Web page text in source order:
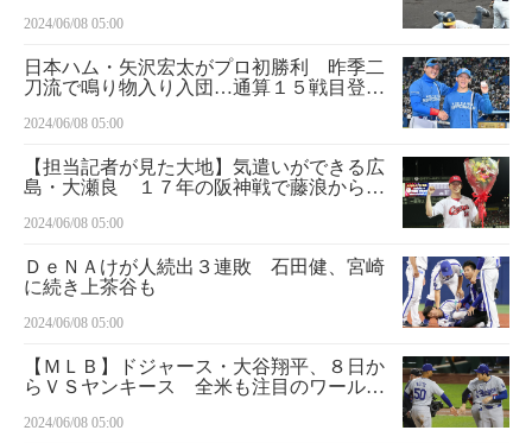
2024/06/08 05:00
日本ハム・矢沢宏太がプロ初勝利 昨季二
刀流で鳴り物入り入団…通算１５戦目登板
2024/06/08 05:00
【担当記者が見た大地】気遣いができる広
島・大瀬良 １７年の阪神戦で藤浪から死
2024/06/08 05:00
ＤｅＮＡけが人続出３連敗 石田健、宮崎
に続き上茶谷も
2024/06/08 05:00
【ＭＬＢ】ドジャース・大谷翔平、８日か
らＶＳヤンキース 全米も注目のワールド
2024/06/08 05:00